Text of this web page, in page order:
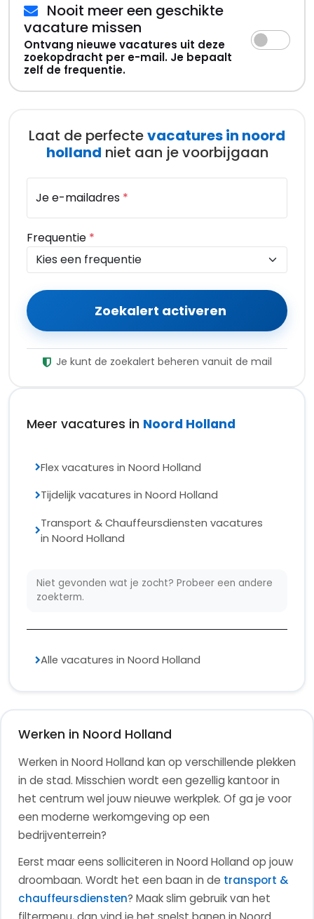
Laat de perfectevacatures in noord
holland niet aan je voorbijgaan
Je e-mailadres *
Frequentie *
Zoekalert activeren
Je kunt de zoekalert beheren vanuit de mail
Meer vacatures in Noord Holland
Flex vacatures in Noord Holland
Tijdelijk vacatures in Noord Holland
Transport & Chauffeursdiensten vacatures
in Noord Holland
Niet gevonden wat je zocht? Probeer een andere
zoekterm.
Alle vacatures in Noord Holland
Nooit meer een geschikte
vacature missen
Ontvang nieuwe vacatures uit deze
zoekopdracht per e-mail. Je bepaalt
zelf de frequentie.
Werken in Noord Holland
Werken in Noord Holland kan op verschillende plekken
in de stad. Misschien wordt een gezellig kantoor in
het centrum wel jouw nieuwe werkplek. Of ga je voor
een moderne werkomgeving op een
bedrijventerrein?
Eerst maar eens solliciteren in Noord Holland op jouw
droombaan. Wordt het een baan in de transport &
chauffeursdiensten? Maak slim gebruik van het